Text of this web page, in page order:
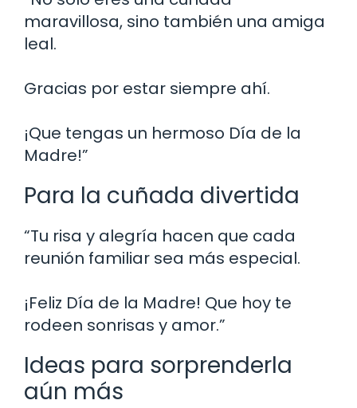
maravillosa, sino también una amiga
leal.
Gracias por estar siempre ahí.
¡Que tengas un hermoso Día de la
Madre!”
Para la cuñada divertida
“Tu risa y alegría hacen que cada
reunión familiar sea más especial.
¡Feliz Día de la Madre! Que hoy te
rodeen sonrisas y amor.”
Ideas para sorprenderla
aún más